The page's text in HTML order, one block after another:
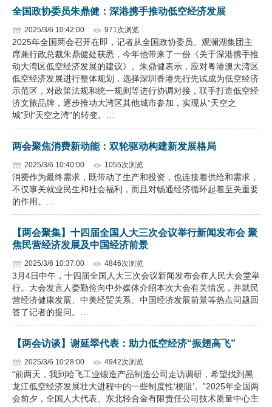
全国政协委员朱鼎健：深港携手推动低空经济发展
2025/3/6 10:42:00 971次浏览
2025年全国两会召开在即，记者从全国政协委员、观澜湖集团主
席兼行政总裁朱鼎健处获悉，今年他带来了一份《关于深港携手推
动大湾区低空经济发展的建议》。朱鼎健表示，应对粤港澳大湾区
低空经济发展进行整体规划，选择深圳香港先行先试成为低空经济
示范区，对政策法规和统一规则等进行协调对接，联手打造低空经
济文旅品牌，逐步推动大湾区其他城市参加，实现从“天空之
城”到“天空之湾”的转变。…
两会聚焦消费新动能：双轮驱动构建新发展格局
2025/3/6 10:40:00 1055次浏览
消费作为最终需求，既带动了生产和投资，也连接着供给和需求，
不仅事关就业民生和社会福利，而且对畅通经济循环起着至关重要
的作用。…
【两会聚集】十四届全国人大三次会议举行新闻发布会 聚
焦民营经济发展及中国经济前景
2025/3/6 10:37:00 4846次浏览
3月4日中午，十四届全国人大三次会议新闻发布会在人民大会堂举
行。大会发言人娄勤俭向中外媒体介绍本次大会有关情况，并就民
营经济健康发展、中美经贸关系、中国经济发展前景等热点问题回
答了记者的提问。…
【两会访谈】谢延翠代表：助力低空经济“振翅高飞”
2025/3/6 10:28:00 4942次浏览
“前两天，我到哈飞工业锻造产品制造公司走访调研，希望找到黑
龙江低空经济发展壮大进程中的一些制度性‘梗阻’。”2025年全国两
会前夕，全国人大代表、东北轻合金有限责任公司技术质量中心主